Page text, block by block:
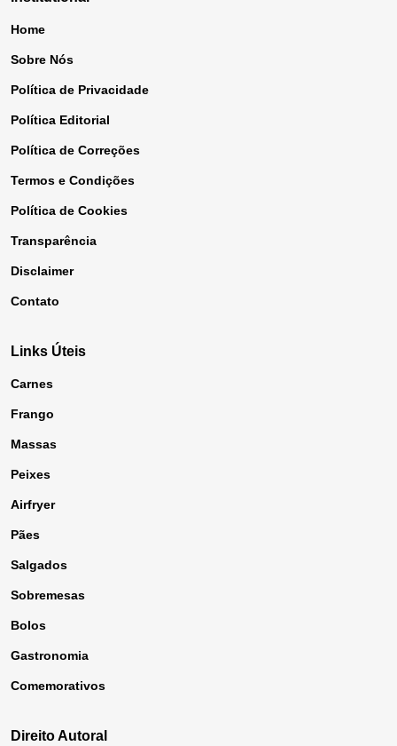
Home
Sobre Nós
Política de Privacidade
Política Editorial
Política de Correções
Termos e Condições
Política de Cookies
Transparência
Disclaimer
Contato
Links Úteis
Carnes
Frango
Massas
Peixes
Airfryer
Pães
Salgados
Sobremesas
Bolos
Gastronomia
Comemorativos
Direito Autoral